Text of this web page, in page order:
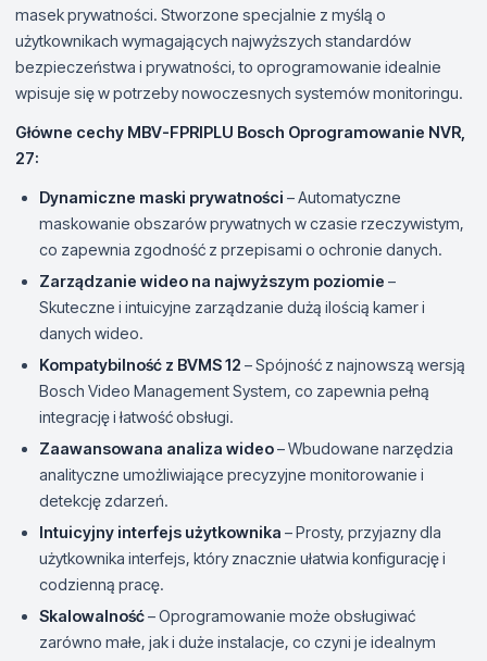
masek prywatności. Stworzone specjalnie z myślą o
użytkownikach wymagających najwyższych standardów
bezpieczeństwa i prywatności, to oprogramowanie idealnie
wpisuje się w potrzeby nowoczesnych systemów monitoringu.
Główne cechy MBV-FPRIPLU Bosch Oprogramowanie NVR,
27:
Dynamiczne maski prywatności – Automatyczne
maskowanie obszarów prywatnych w czasie rzeczywistym,
co zapewnia zgodność z przepisami o ochronie danych.
Zarządzanie wideo na najwyższym poziomie –
Skuteczne i intuicyjne zarządzanie dużą ilością kamer i
danych wideo.
Kompatybilność z BVMS 12 – Spójność z najnowszą wersją
Bosch Video Management System, co zapewnia pełną
integrację i łatwość obsługi.
Zaawansowana analiza wideo– Wbudowane narzędzia
analityczne umożliwiające precyzyjne monitorowanie i
detekcję zdarzeń.
Intuicyjny interfejs użytkownika – Prosty, przyjazny dla
użytkownika interfejs, który znacznie ułatwia konfigurację i
codzienną pracę.
Skalowalność– Oprogramowanie może obsługiwać
zarówno małe, jak i duże instalacje, co czyni je idealnym